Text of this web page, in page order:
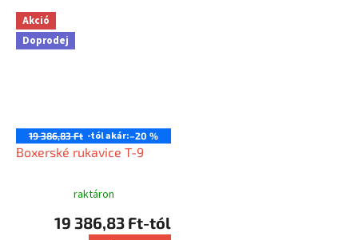
Akció
Doprodej
19 386,83 Ft -tól akár:–20 %
Boxerské rukavice T-9
raktáron
19 386,83 Ft-tól